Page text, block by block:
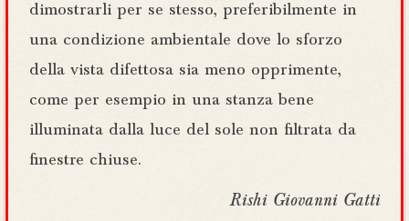
dimostrarli per se stesso, preferibilmente in
una condizione ambientale dove lo sforzo
della vista difettosa sia meno opprimente,
come per esempio in una stanza bene
illuminata dalla luce del sole non filtrata da
finestre chiuse.
Rishi Giovanni Gatti